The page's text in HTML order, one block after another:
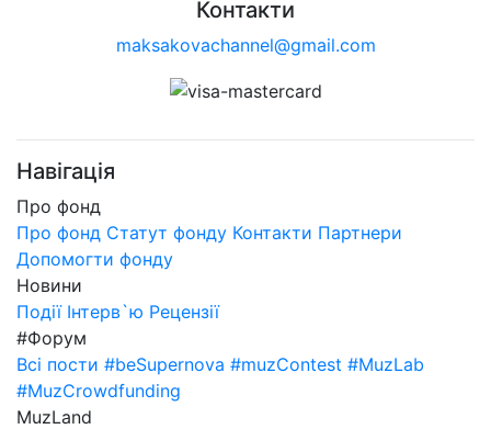
Контакти
maksakovachannel@gmail.com
Навігація
Про фонд
Про фонд Статут фонду Контакти Партнери
Допомогти фонду
Новини
Події Інтерв`ю Рецензії
#Форум
Всі пости #beSupernova #muzContest #MuzLab
#MuzCrowdfunding
MuzLand